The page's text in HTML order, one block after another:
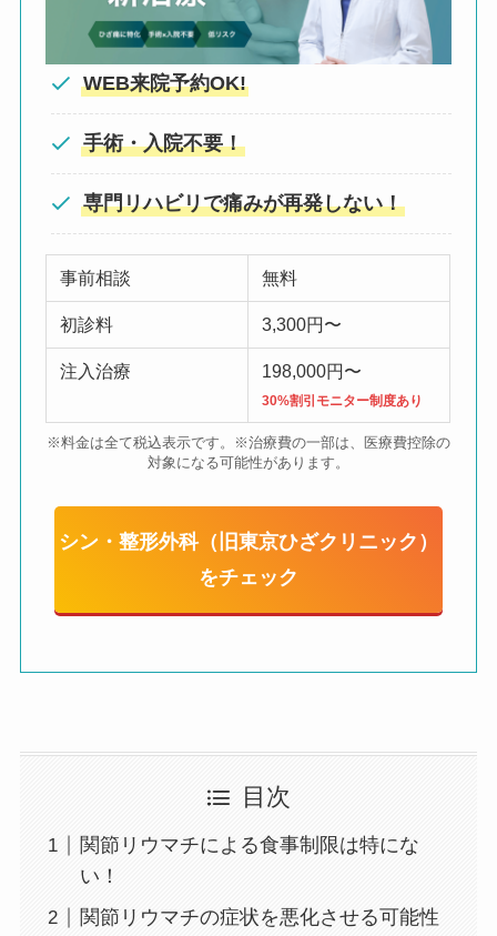
WEB来院予約OK!
手術・入院不要！
専門リハビリで痛みが再発しない！
事前相談 無料
初診料 3,300円〜
注入治療 198,000円〜
30%割引モニター制度あり
※料金は全て税込表示です。※治療費の一部は、医療費控除の
対象になる可能性があります。
シン・整形外科（旧東京ひざクリニック）
をチェック
目次
関節リウマチによる食事制限は特にな
い！
関節リウマチの症状を悪化させる可能性